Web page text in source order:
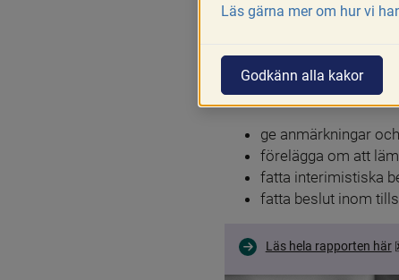
som behövs för att kunna
Nu är detta
föreslår verktyg för ett
ge anmärkningar
förelägga om att
fatta interimistiska
fatta beslut inom
Läs hela rapporten här
Läs gärna mer om hur vi
Godkänn alla kakor